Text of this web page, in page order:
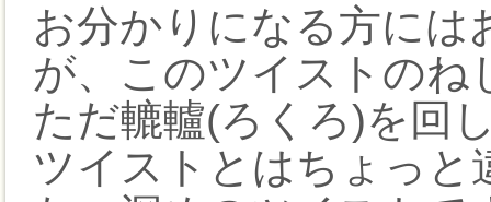
お分かりになる方には
が、このツイストのね
ただ轆轤(ろくろ)を回
ツイストとはちょっと